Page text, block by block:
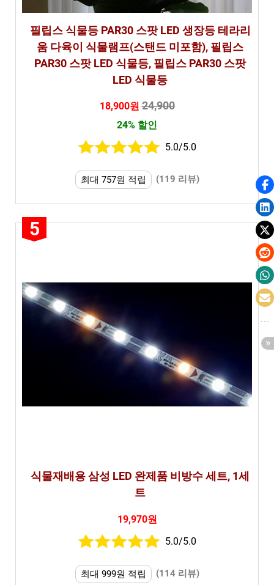
필립스 식물등 PAR30 스팟 LED 생장등 테라리
움 다육이 식물램프(스탠드 미포함), 필립스
PAR30 스팟 LED 식물등, 필립스 PAR30 스팟
LED 식물등
18,900원24,900
24% 할인
5.0/5.0
최대 757원 적립 (119 리뷰)
5
식물재배용 삼성 LED 완제품 비방수 세트, 1세
트
19,970원
5.0/5.0
최대 999원 적립 (114 리뷰)